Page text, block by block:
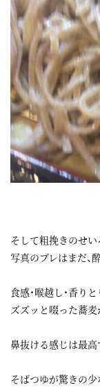
そして粗挽きのせい
写真のブレはまだ、
食感・喉越し・香り
ズズッと啜った蕎麦
鼻抜ける感じは最高
そばつゆが驚きの少